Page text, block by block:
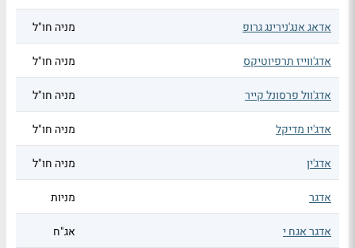
אדאג אנג'נירינג גרופ מניה חו"ל
אדג'ווייז תרפיוטיקס מניה חו"ל
אדג'וול פרסונל קייר מניה חו"ל
אדג'יו מדיקל מניה חו"ל
אדג'ין מניה חו"ל
אדגר מניות
אדגר אגח י אג"ח